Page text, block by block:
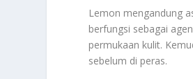
Lemon mengandung
berfungsi sebagai
permukaan kulit.
sebelum di peras.